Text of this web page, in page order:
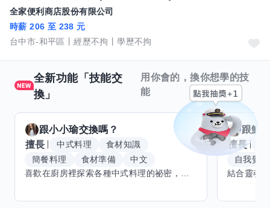
全家便利商店股份有限公司
時薪 206 至 238 元
台中市-和平區
經歷不拘 學歷不拘
全新功能「技能交
換」
用你會的，換你想學的技
能
跟小小瑜交換嗎？
擅長
中式料理
食材知識
簡餐料理
食材準備
中文
跟魟
擅長
自我覺察